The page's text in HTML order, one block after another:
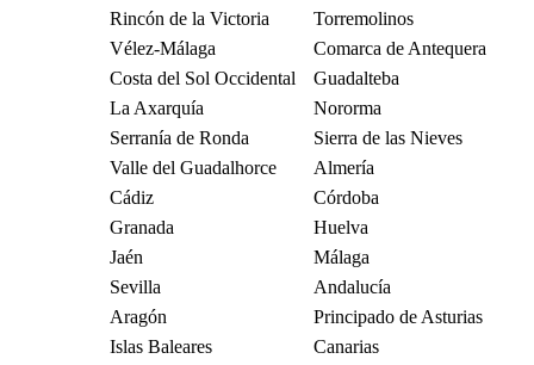
Rincón de la Victoria
Torremolinos
Vélez-Málaga
Comarca de Antequera
Costa del Sol Occidental
Guadalteba
La Axarquía
Nororma
Serranía de Ronda
Sierra de las Nieves
Valle del Guadalhorce
Almería
Cádiz
Córdoba
Granada
Huelva
Jaén
Málaga
Sevilla
Andalucía
Aragón
Principado de Asturias
Islas Baleares
Canarias